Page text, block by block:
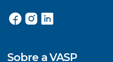
Sobre a VASP